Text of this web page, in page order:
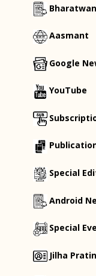
Aasmant
Google
YouTube
Special
Android
Special
Jilha